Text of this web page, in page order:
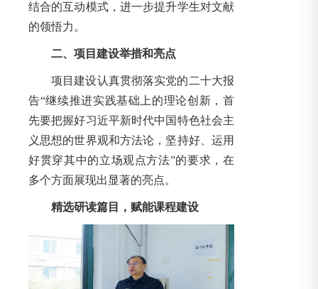
结合的互动模式，进一步提升学生对文献
的领悟力。
二、项目建设举措和亮点
项目建设认真贯彻落实党的二十大报
告“继续推进实践基础上的理论创新，首
先要把握好习近平新时代中国特色社会主
义思想的世界观和方法论，坚持好、运用
好贯穿其中的立场观点方法”的要求，在
多个方面展现出显著的亮点。
精选研读篇目，赋能课程建设